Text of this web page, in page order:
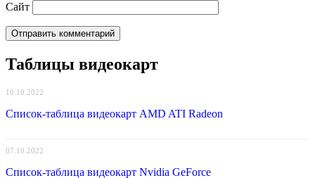
Сайт
Таблицы видеокарт
10.10.2022
Список-таблица видеокарт AMD ATI Radeon
07.10.2022
Список-таблица видеокарт Nvidia GeForce